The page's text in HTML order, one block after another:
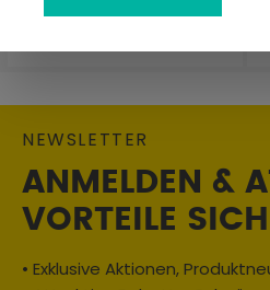
4,95 €19,90 €
NEWSLETTER
ANMELDEN &
VORTEILE
• Exklusive Aktionen,